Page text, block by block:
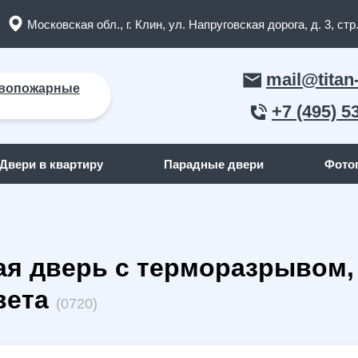
Московская обл., г. Клин, ул. Напруговская дорога, д. 3,
+7 (495)
двери (165)
двери
дома
С отделкой МДФ
С отделкой массив дерева
Двери в квартиру Парадные двери
дверь с терморазрывом,
(0720)